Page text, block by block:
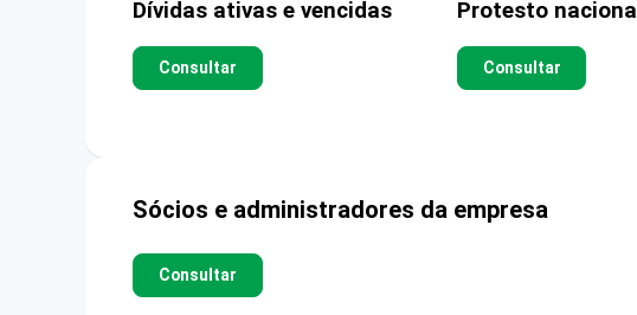
Dívidas ativas e vencidas
Consultar
Protesto nacional
Consultar
Sócios e administradores da empresa
Consultar